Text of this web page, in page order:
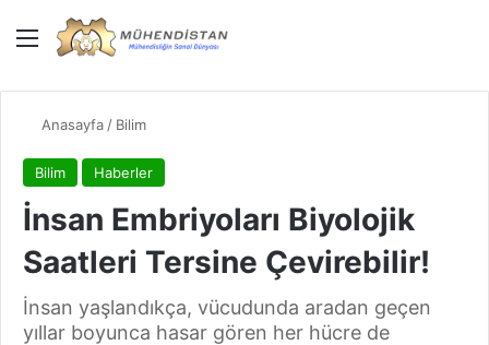
Menü
Anasayfa / Bilim
Bilim Haberler
İnsan Embriyoları Biyolojik
Saatleri Tersine Çevirebilir!
İnsan yaşlandıkça, vücudunda aradan geçen
yıllar boyunca hasar gören her hücre de